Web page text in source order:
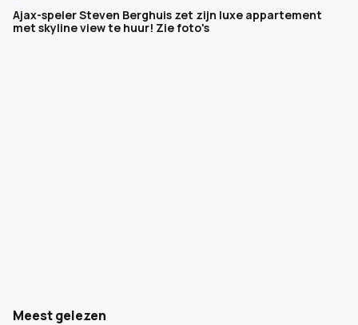
Ajax-speler Steven Berghuis zet zijn luxe appartement
met skyline view te huur! Zie foto's
Meest gelezen